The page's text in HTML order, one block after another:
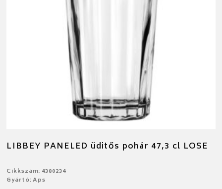
LIBBEY PANELED üditős pohár 47,3 cl LOSE
Cikkszám: 4380234
Gyártó: Aps